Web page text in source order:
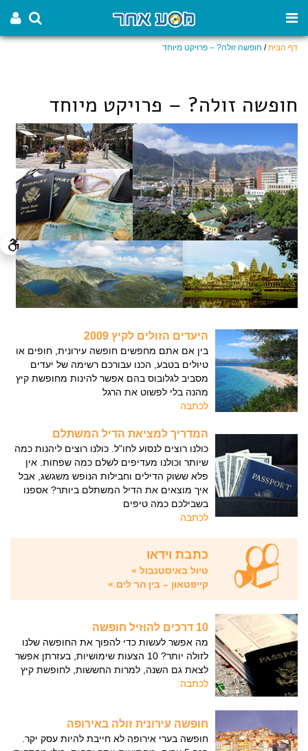
דף הבית/ חופשה זולה? – פרויקט מיוחד
חופשה זולה? – פרויקט מיוחד
היעדים הזולים לקיץ 2009
בין אם אתם מחפשים חופשה עירונית, חופים או
טיולים בטבע, הכנו עבורכם רשימה של יעדים
מסביב לגלובוס בהם אפשר להינות מחופשת קיץ
מהנה בלי לפשוט את הרגל
לכתבה
המדריך למציאת הדיל המשתלם
כולנו רוצים לנסוע לחו"ל. כולנו רוצים ליהנות כמה
שיותר וכולנו מעדיפים לשלם כמה שפחות. אין
פלא ששוק הדילים וחבילות הנופש משגשג, אבל
איך מוצאים את הדיל המשתלם ביותר? אספנו
בשבילכם כמה טיפים
לכתבה
כתבת וידאו
טיול באיסטנבול »
קייפטאון – בין הר לים »
10 דרכים להוזיל חופשה
מה אפשר לעשות כדי להפוך את החופשה שלנו
לזולה יותר? 10 הצעות שימושיות, בעזרתן אפשר
לצאת גם השנה, למרות החששות, לחופשת קיץ
לכתבה
חופשה עירונית זולה באירופה
חופשה בערי אירופה לא חייבת להיות עסק יקר.